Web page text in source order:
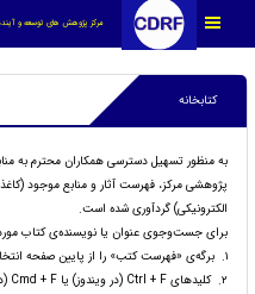
مرکز پژوهش های توسعه و
کتابخانه
به منظور تسهیل دسترسی همکاران محترم به
پژوهشی مرکز، فهرست آثار و منابع موجود
الکترونیکی) گردآوری شده است.
برای جست‌وجوی عنوان یا نویسنده‌ی کتاب
۱. برگه‌ی «فهرست کتب» را از پایین صفحه انتخاب کنید.
۲. کلیدهای Ctrl + F (در ویندوز) یا Cmd + F (در مک) را فشار دهید.